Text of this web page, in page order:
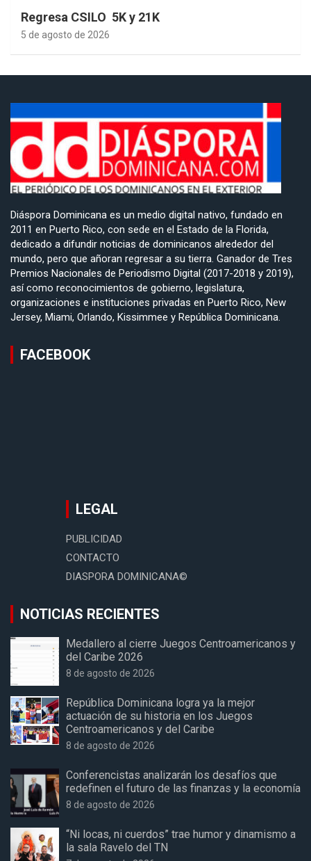
Regresa CSILO 5K y 21K
5 de agosto de 2026
Diáspora Dominicana es un medio digital nativo, fundado en
2011 en Puerto Rico, con sede en el Estado de la Florida,
dedicado a difundir noticias de dominicanos alrededor del
mundo, pero que añoran regresar a su tierra. Ganador de Tres
Premios Nacionales de Periodismo Digital (2017-2018 y 2019),
así como reconocimientos de gobierno, legislatura,
organizaciones e instituciones privadas en Puerto Rico, New
Jersey, Miami, Orlando, Kissimmee y República Dominicana.
FACEBOOK
LEGAL
PUBLICIDAD
CONTACTO
DIASPORA DOMINICANA©
NOTICIAS RECIENTES
Medallero al cierre Juegos Centroamericanos y
del Caribe 2026
8 de agosto de 2026
República Dominicana logra ya la mejor
actuación de su historia en los Juegos
Centroamericanos y del Caribe
8 de agosto de 2026
Conferencistas analizarán los desafíos que
redefinen el futuro de las finanzas y la economía
8 de agosto de 2026
“Ni locas, ni cuerdos” trae humor y dinamismo a
la sala Ravelo del TN